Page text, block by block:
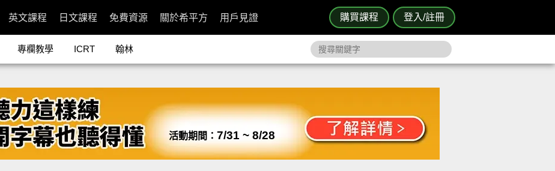
購買課程 登入/註冊
英文課程 日文課程 免費資源 關於希平方 用戶見證
專欄教學 ICRT 翰林
活動期間： 7/31 ~ 8/28